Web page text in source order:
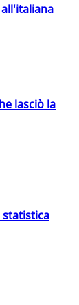
lasciò la
statistica